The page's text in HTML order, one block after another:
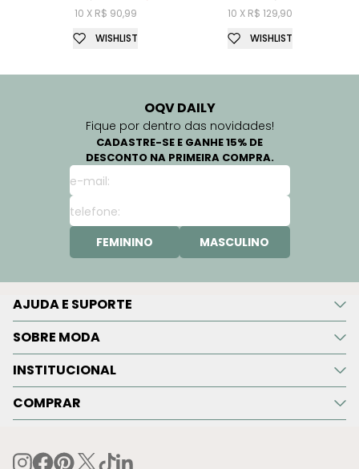
10 X R$ 90,99
WISHLIST
10 X R$ 129,90
WISHLIST
OQV DAILY
Fique por dentro das novidades!
CADASTRE-SE E GANHE 15% DE
DESCONTO NA PRIMEIRA COMPRA.
FEMININO MASCULINO
AJUDA E SUPORTE
SOBRE MODA
INSTITUCIONAL
COMPRAR